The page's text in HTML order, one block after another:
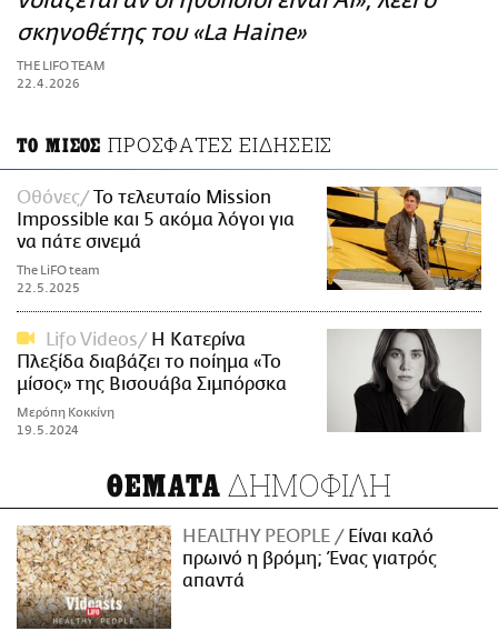
ΑΜΠΑ
PRINT
σκηνοθέτης του «La Haine»
THE LIFO TEAM
22.4.2026
ΤΟ ΜΙΣΟΣ ΠΡΟΣΦΑΤΕΣ ΕΙΔΗΣΕΙΣ
Οθόνες
Το τελευταίο Mission
Impossible και 5 ακόμα λόγοι για
να πάτε σινεμά
The LiFO team
22.5.2025
Lifo Videos
Η Κατερίνα
Πλεξίδα διαβάζει το ποίημα «Το
μίσος» της Βισουάβα Σιμπόρσκα
Μερόπη Κοκκίνη
19.5.2024
ΘΕΜΑΤΑ ΔΗΜΟΦΙΛΗ
HEALTHY PEOPLE
Είναι καλό
πρωινό η βρόμη; Ένας γιατρός
απαντά